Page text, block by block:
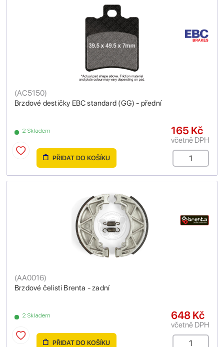
Brzdové destičky EBC standard (GG) - přední
(AC5150)
2 Skladem 165 Kč
včetně DPH
PŘIDAT DO KOŠÍKU
Brzdové čelisti Brenta - zadní
(AA0016)
2 Skladem 648 Kč
včetně DPH
PŘIDAT DO KOŠÍKU